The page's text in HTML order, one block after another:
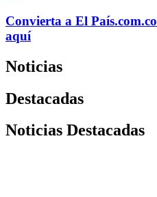
Convierta a El País.com.co
aquí
Noticias
Destacadas
Noticias Destacadas